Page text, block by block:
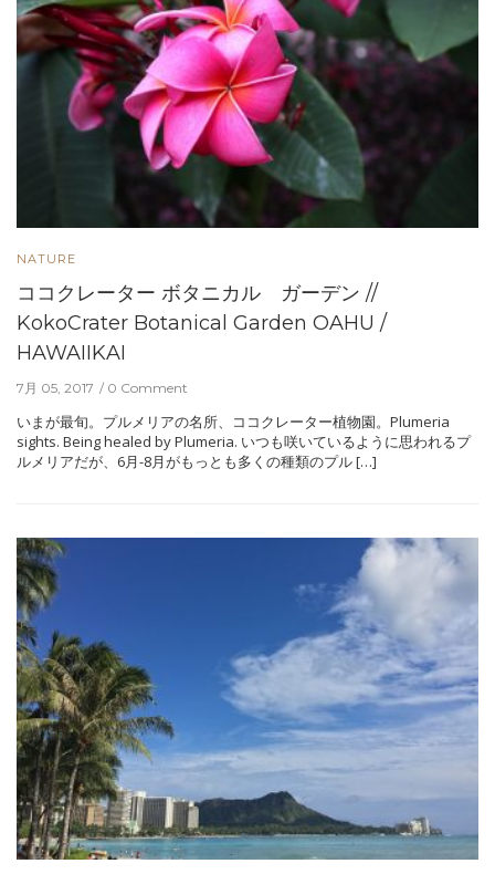
NATURE
ココクレーター ボタニカル ガーデン //
KokoCrater Botanical Garden OAHU /
HAWAIIKAI
7月 05, 2017 0 Comment
いまが最旬。プルメリアの名所、ココクレーター植物園。Plumeria
sights. Being healed by Plumeria. いつも咲いているように思われるプ
ルメリアだが、6月-8月がもっとも多くの種類のプル […]